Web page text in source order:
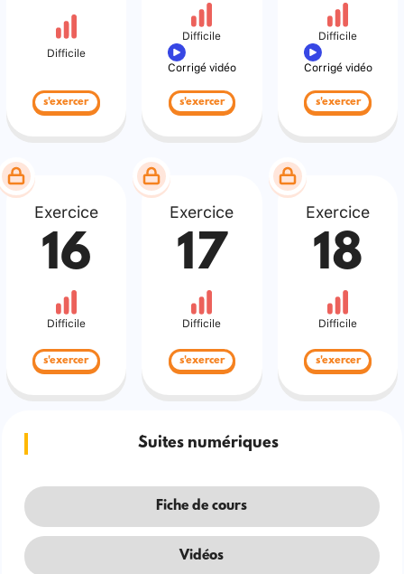
Difficile
s'exercer
Difficile
Corrigé vidéo
s'exercer
Difficile
Corrigé vidéo
s'exercer
Exercice
16
Difficile
s'exercer
Exercice
17
Difficile
s'exercer
Exercice
18
Difficile
s'exercer
Suites numériques
Fiche de cours
Vidéos